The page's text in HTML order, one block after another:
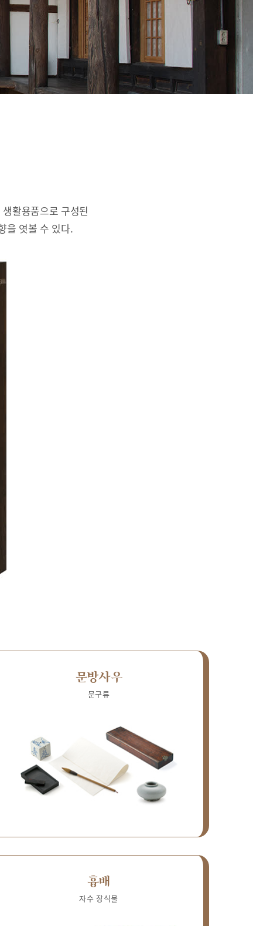
활용품으로 구성된
을 엿볼 수 있다.
문방사우
문구류
흉배
자수 장식물